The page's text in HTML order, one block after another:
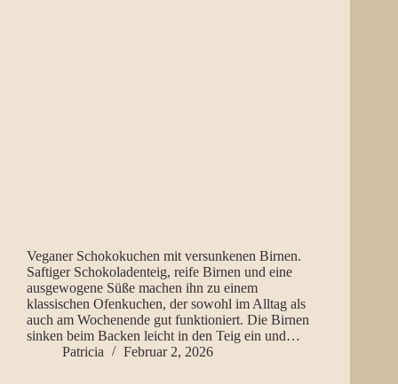
Veganer Schokokuchen mit versunkenen Birnen.
Saftiger Schokoladenteig, reife Birnen und eine
ausgewogene Süße machen ihn zu einem
klassischen Ofenkuchen, der sowohl im Alltag als
auch am Wochenende gut funktioniert. Die Birnen
sinken beim Backen leicht in den Teig ein und…
Patricia
Februar 2, 2026